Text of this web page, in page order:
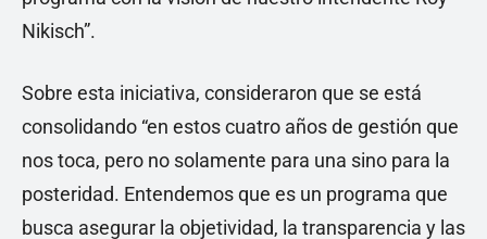
Nikisch”.
Sobre esta iniciativa, consideraron que se está
consolidando “en estos cuatro años de gestión que
nos toca, pero no solamente para una sino para la
posteridad. Entendemos que es un programa que
busca asegurar la objetividad, la transparencia y las